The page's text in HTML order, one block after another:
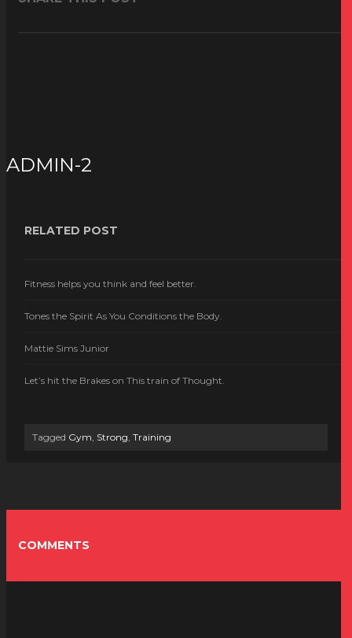
ADMIN-2
RELATED POST
Fitness helps you think and feel better.
Tones the Spirit As You Conditions the Body.
Mattie Sims Junior
Let’s hit the Brakes on This train of Thought.
Tagged Gym Strong Training
COMMENTS